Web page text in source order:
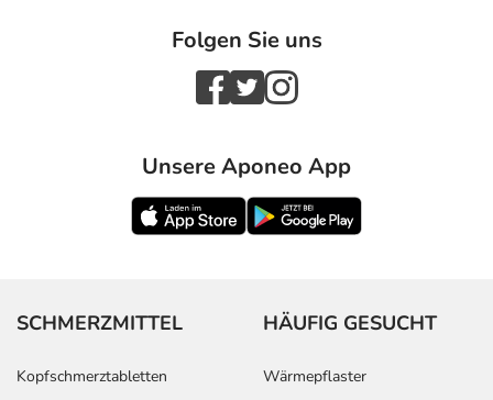
Folgen Sie uns
Unsere Aponeo App
SCHMERZMITTEL
Kopfschmerztabletten
HÄUFIG GESUCHT
Wärmepflaster